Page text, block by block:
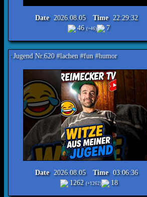
Date 2026.08.05 Time 22:29:32
46(+46) 7
#lachen #fun #humor
Date 2026.08.05 Time 03:06:36
1262 (+1262) 18